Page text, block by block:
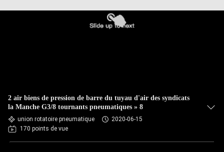
2 air biens de pression de barre du tuyau d'air des syndicats
la Manche G3/8 tournants pneumatiques » 8
union rotatoire pneumatique
2020-06-15
170 points de vue